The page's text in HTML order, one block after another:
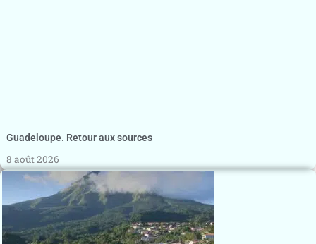
Guadeloupe. Retour aux sources
8 août 2026